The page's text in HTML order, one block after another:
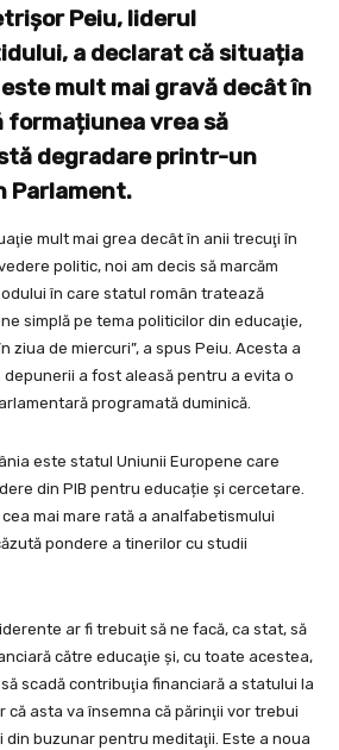
Peiu, liderul
a declarat că situația
mult mai gravă decât în
formațiunea vrea să
degradare printr-un
Parlament.
mult mai grea decât în anii trecuţi în
politic, noi am decis să marcăm
în care statul român tratează
simplă pe tema politicilor din educaţie,
ziua de miercuri”, a spus Peiu. Acesta a
depunerii a fost aleasă pentru a evita o
programată duminică.
este statul Uniunii Europene care
din PIB pentru educație și cercetare.
mai mare rată a analfabetismului
pondere a tinerilor cu studii
ar fi trebuit să ne facă, ca stat, să
către educaţie şi, cu toate acestea,
scadă contribuţia financiară a statului la
că asta va însemna că părinţii vor trebui
din buzunar pentru meditaţii. Este a noua